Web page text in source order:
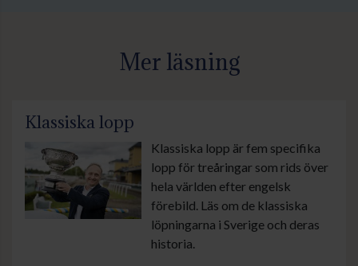
Mer läsning
Klassiska lopp
Klassiska lopp är fem specifika
lopp för treåringar som rids över
hela världen efter engelsk
förebild. Läs om de klassiska
löpningarna i Sverige och deras
historia.